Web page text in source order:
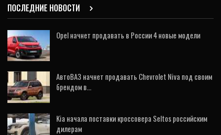
ПОСЛЕДНИЕ НОВОСТИ
Opel начнет продавать в России 4 новые модели
АвтоВАЗ начнет продавать Chevrolet Niva под своим
брендом в…
Kia начала поставки кроссовера Seltos российским
дилерам